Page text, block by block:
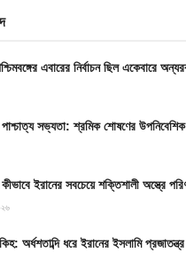
এবারের নির্বাচন ছিল একেবারে
সভ্যতা: শ্রমিক শোষণের উপনিবেশিক
ইরানের সবচেয়ে শক্তিশালী অস্ত্রে
অর্ধশতাব্দি ধরে ইরানের ইসলামি